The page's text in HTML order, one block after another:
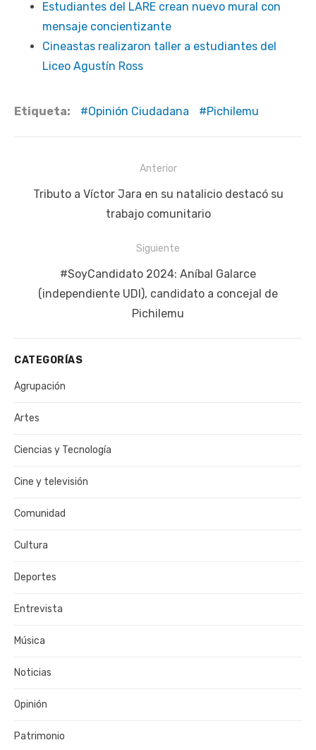
Estudiantes del LARE crean nuevo mural con
mensaje concientizante
Cineastas realizaron taller a estudiantes del
Liceo Agustín Ross
Etiqueta: Opinión Ciudadana Pichilemu
Anterior
Publicación
Tributo a Víctor Jara en su natalicio destacó su
trabajo comunitario
Siguiente
Siguiente
publicación:
#SoyCandidato 2024: Aníbal Galarce
(independiente UDI), candidato a concejal de
Pichilemu
CATEGORÍAS
Agrupación
Artes
Ciencias y Tecnología
Cine y televisión
Comunidad
Cultura
Deportes
Entrevista
Música
Noticias
Opinión
Patrimonio